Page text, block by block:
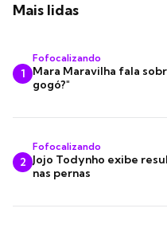
Mais lidas
1
Fofocalizando
Mara Maravilha fala
gogó?"
2
Fofocalizando
Jojo Todynho exibe
nas pernas